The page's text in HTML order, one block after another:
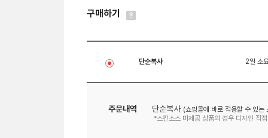
구매하기
단순복사 2일 소
주문내역 단순복사 (쇼핑몰에 바로 적용할 수 있는
*스킨소스 미제공 상품의 경우 디자인 직